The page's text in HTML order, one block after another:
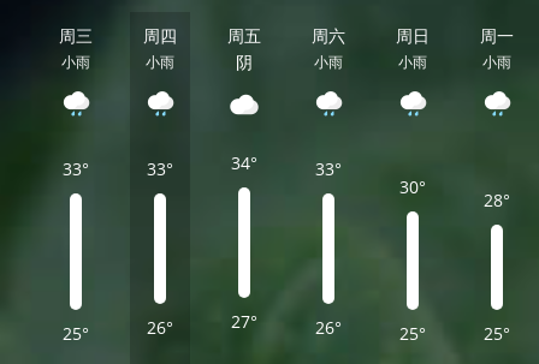
周三
小雨
33°
25°
周四
小雨
33°
26°
周五
阴
34°
27°
周六
小雨
33°
26°
周日
小雨
30°
25°
周一
小雨
28°
25°